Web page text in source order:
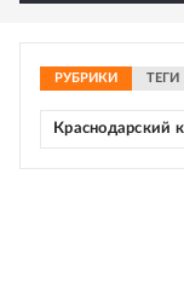
РУБРИКИ ТЕГИ
Краснодарский